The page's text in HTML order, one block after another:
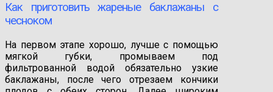
Как приготовить жареные баклажаны с
чесноком
На первом этапе хорошо, лучше с помощью
мягкой губки, промываем под
фильтрованной водой обязательно узкие
баклажаны, после чего отрезаем кончики